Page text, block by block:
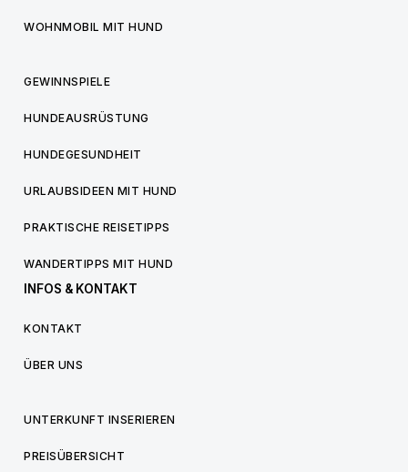
WOHNMOBIL MIT HUND
GEWINNSPIELE
HUNDEAUSRÜSTUNG
HUNDEGESUNDHEIT
URLAUBSIDEEN MIT HUND
PRAKTISCHE REISETIPPS
WANDERTIPPS MIT HUND
INFOS & KONTAKT
KONTAKT
ÜBER UNS
UNTERKUNFT INSERIEREN
PREISÜBERSICHT